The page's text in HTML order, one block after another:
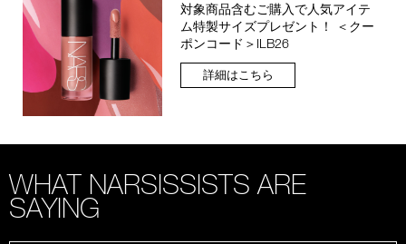
対象商品含むご購入で人気アイテ
ム特製サイズプレゼント！ ＜クー
ポンコード＞ILB26
詳細はこちら
WHAT NARSISSISTS ARE
SAYING